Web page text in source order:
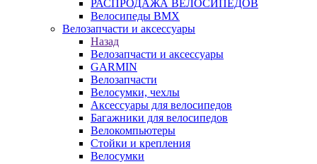
РАСПРОДАЖА ВЕЛОСИПЕДОВ
Велосипеды BMX
Велозапчасти и аксессуары
Назад
Велозапчасти и аксессуары
GARMIN
Велозапчасти
Велосумки, чехлы
Аксессуары для велосипедов
Багажники для велосипедов
Велокомпьютеры
Стойки и крепления
Велосумки